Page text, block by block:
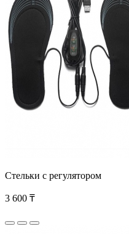
Стельки с регулятором
3 600 ₸